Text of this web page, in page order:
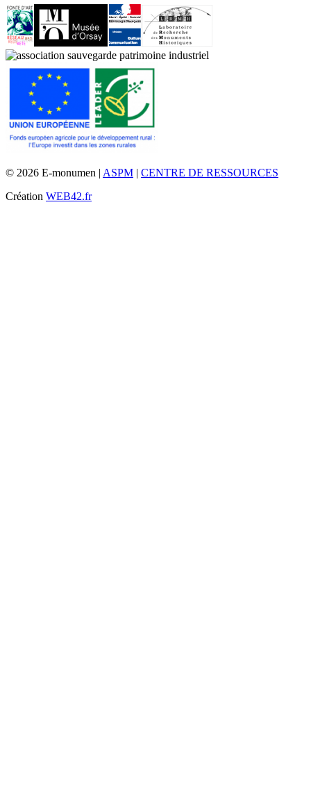
© 2026 E-monumen | ASPM | CENTRE DE RESSOURCES
Création WEB42.fr